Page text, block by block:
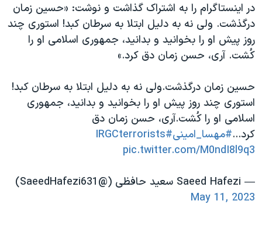
در اینستاگرام را به اشتراک گذاشت و نوشت: «حسین زمان
درگذشت. ولی نه به دلیل ابتلا به سرطان کبد! استوری چند
روز پیش او را بخوانید و بدانید، جمهوری اسلامی او را
کُشت. آری، حسن زمان دق کرد.»
حسین زمان درگذشت.ولی نه به دلیل ابتلا به سرطان کبد!
استوری چند روز پیش او را بخوانید و بدانید، جمهوری
اسلامی او را کُشت.آری، حسن زمان دق
کرد...#مهسا_امينی‌‌#IRGCterrorists
pic.twitter.com/M0ndI8l9q3
— Saeed Hafezi سعید حافظی (@SaeedHafezi631)
May 11, 2023